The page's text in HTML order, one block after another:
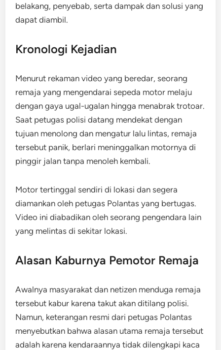
belakang, penyebab, serta dampak dan solusi yang
dapat diambil.
Kronologi Kejadian
Menurut rekaman video yang beredar, seorang
remaja yang mengendarai sepeda motor melaju
dengan gaya ugal-ugalan hingga menabrak trotoar.
Saat petugas polisi datang mendekat dengan
tujuan menolong dan mengatur lalu lintas, remaja
tersebut panik, berlari meninggalkan motornya di
pinggir jalan tanpa menoleh kembali.
Motor tertinggal sendiri di lokasi dan segera
diamankan oleh petugas Polantas yang bertugas.
Video ini diabadikan oleh seorang pengendara lain
yang melintas di sekitar lokasi.
Alasan Kaburnya Pemotor Remaja
Awalnya masyarakat dan netizen menduga remaja
tersebut kabur karena takut akan ditilang polisi.
Namun, keterangan resmi dari petugas Polantas
menyebutkan bahwa alasan utama remaja tersebut
adalah karena kendaraannya tidak dilengkapi kaca